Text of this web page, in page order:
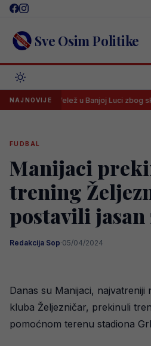
Skip
content Sve Osim Politike
NAJNOVIJE
– Velež u Banjoj Luci zbog skandiranja
FUDBAL
Manijaci
trening
postavili jasan
Redakcija Sop·05/04/2024
Danas su Manijaci, najvatreniji
kluba Željezničar, prekinuli
pomoćnom terenu stadiona